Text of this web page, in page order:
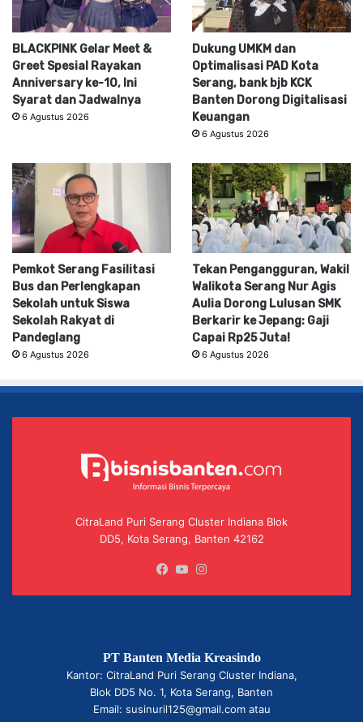
BLACKPINK Gelar Meet &
Greet Spesial Rayakan
Anniversary ke-10, Ini
Syarat dan Jadwalnya
6 Agustus 2026
Dukung UMKM dan
Optimalisasi PAD Kota
Serang, bank bjb KCK
Banten Dorong Digitalisasi
Keuangan
6 Agustus 2026
Pemkot Serang Fasilitasi
Bus dan Perlengkapan
Sekolah untuk Siswa
Sekolah Rakyat di
Pandeglang
6 Agustus 2026
Tekan Pengangguran, Wakil
Walikota Serang Nur Agis
Aulia Dorong Lulusan SMK
Berkarir ke Jepang: Gaji
Capai Rp25 Juta!
6 Agustus 2026
CitraLand Puri Serang Cluster Indiana Blok
DD5, Kota Serang, Banten 42162
Facebook
YouTube
PT Banten Media Kreasindo
Kantor: CitraLand Puri Serang Cluster Indiana,
Blok DD5 No. 1, Kota Serang, Banten
Email: susinuril125@gmail.com atau